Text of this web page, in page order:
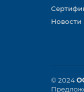
Новости
© 2024